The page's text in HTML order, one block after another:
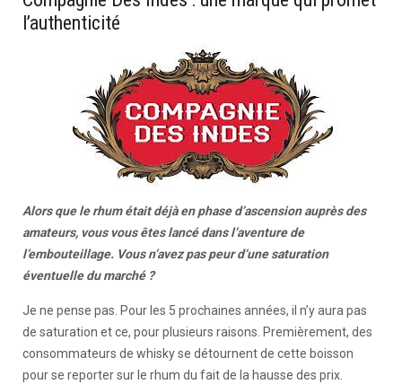
l’authenticité
Alors que le rhum était déjà en phase d’ascension auprès des
amateurs, vous vous êtes lancé dans l’aventure de
l’embouteillage. Vous n’avez pas peur d’une saturation
éventuelle du marché ?
Je ne pense pas. Pour les 5 prochaines années, il n’y aura pas
de saturation et ce, pour plusieurs raisons. Premièrement, des
consommateurs de whisky se détournent de cette boisson
pour se reporter sur le rhum du fait de la hausse des prix.